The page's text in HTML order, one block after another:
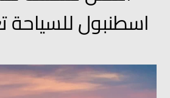
اسطنبول للسياحة